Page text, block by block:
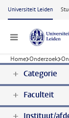
Ga naar
Universiteit Leiden
Menu
Home Onderzoek
Categorie
Faculteit
Instituut/